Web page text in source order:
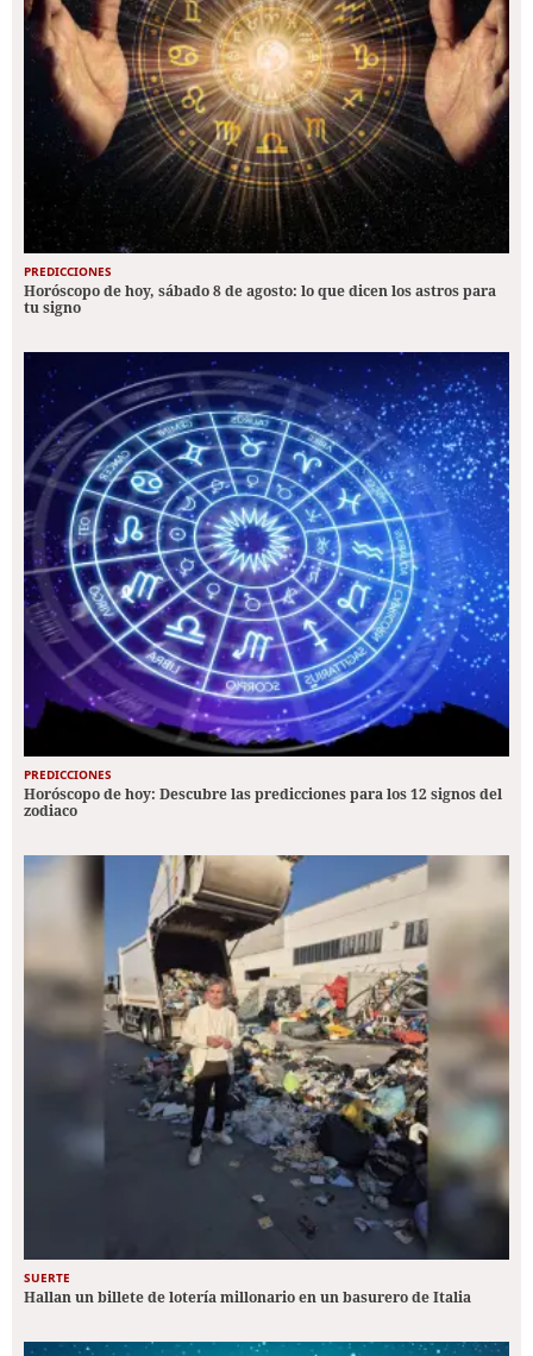
PREDICCIONES
Horóscopo de hoy, sábado 8 de agosto: lo que dicen los astros para
tu signo
PREDICCIONES
Horóscopo de hoy: Descubre las predicciones para los 12 signos del
zodiaco
SUERTE
Hallan un billete de lotería millonario en un basurero de Italia